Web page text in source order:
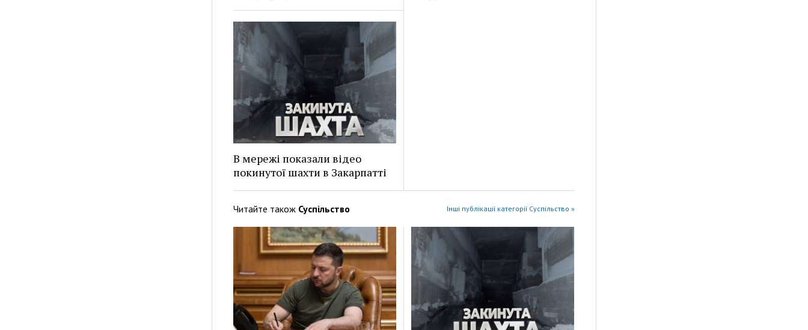
В мережі показали відео
покинутої шахти в Закарпатті
Читайте також Суспільство Інші публікації категорії Суспільство »